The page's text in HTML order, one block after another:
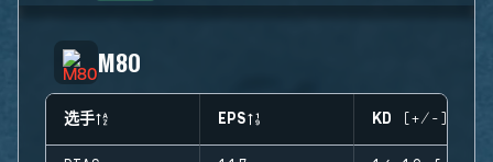
M80
选手 EPS KD (+/-)